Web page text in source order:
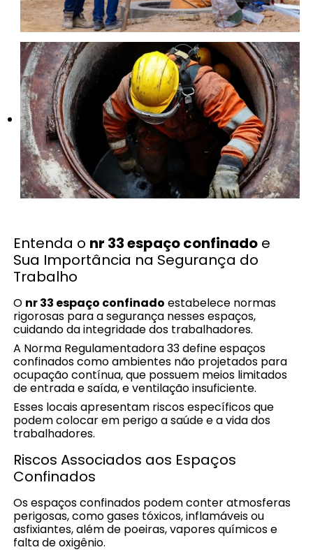
Entenda o nr 33 espaço confinado e
Sua Importância na Segurança do
Trabalho
O nr 33 espaço confinado estabelece normas
rigorosas para a segurança nesses espaços,
cuidando da integridade dos trabalhadores.
A Norma Regulamentadora 33 define espaços
confinados como ambientes não projetados para
ocupação contínua, que possuem meios limitados
de entrada e saída, e ventilação insuficiente.
Esses locais apresentam riscos específicos que
podem colocar em perigo a saúde e a vida dos
trabalhadores.
Riscos Associados aos Espaços
Confinados
Os espaços confinados podem conter atmosferas
perigosas, como gases tóxicos, inflamáveis ou
asfixiantes, além de poeiras, vapores químicos e
falta de oxigênio.